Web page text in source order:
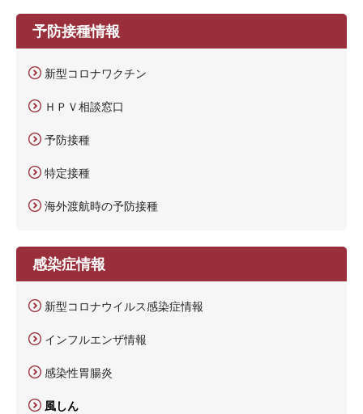
予防接種情報
新型コロナワクチン
ＨＰＶ相談窓口
予防接種
特定接種
海外渡航時の予防接種
感染症情報
新型コロナウイルス感染症情報
インフルエンザ情報
感染性胃腸炎
風しん